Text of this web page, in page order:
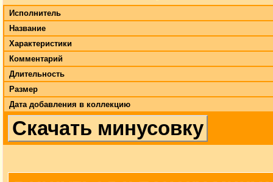
Исполнитель
Название
Характеристики
Комментарий
Длительность
Размер
Дата добавления в коллекцию
Скачать минусовку